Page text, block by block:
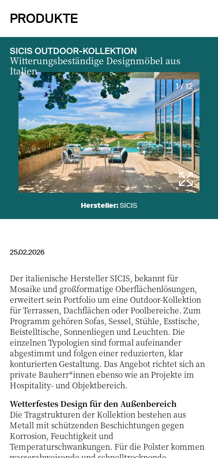
PRODUKTE
SICIS OUTDOOR-KOLLEKTION
Witterungsbeständige Designmöbel aus
Italien
1 / 12
Hersteller:SICIS
25.02.2026
Der italienische Hersteller SICIS, bekannt für
Mosaike und großformatige Oberflächenlösungen,
erweitert sein Portfolio um eine Outdoor-Kollektion
für Terrassen, Dachflächen oder Poolbereiche. Zum
Programm gehören Sofas, Sessel, Stühle, Esstische,
Beistelltische, Sonnenliegen und Leuchten. Die
einzelnen Typologien sind formal aufeinander
abgestimmt und folgen einer reduzierten, klar
konturierten Gestaltung. Das Angebot richtet sich an
private Bauherr*innen ebenso wie an Projekte im
Hospitality- und Objektbereich.
Wetterfestes Design für den Außenbereich
Die Tragstrukturen der Kollektion bestehen aus
Metall mit schützenden Beschichtungen gegen
Korrosion, Feuchtigkeit und
Temperaturschwankungen. Für die Polster kommen